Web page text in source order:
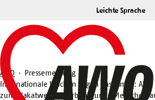
springen
Leichte Sprache
Startseite
Suche
AWO
Pressemeldung
Internationale Wochen gegen Rassismus:
zum Plakatwettbewerb für junge Menschen